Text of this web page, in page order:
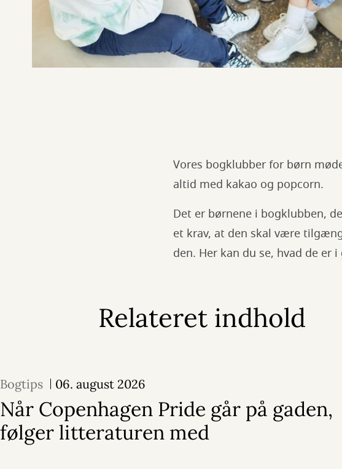
Vores bogklubber for børn
altid med kakao og popcorn.
Det er børnene i bogklubben,
et krav, at den skal være
den. Her kan du se, hvad de
Relateret indhold
Bogtips 06. august 2026
Når Copenhagen Pride går på gaden,
følger litteraturen med